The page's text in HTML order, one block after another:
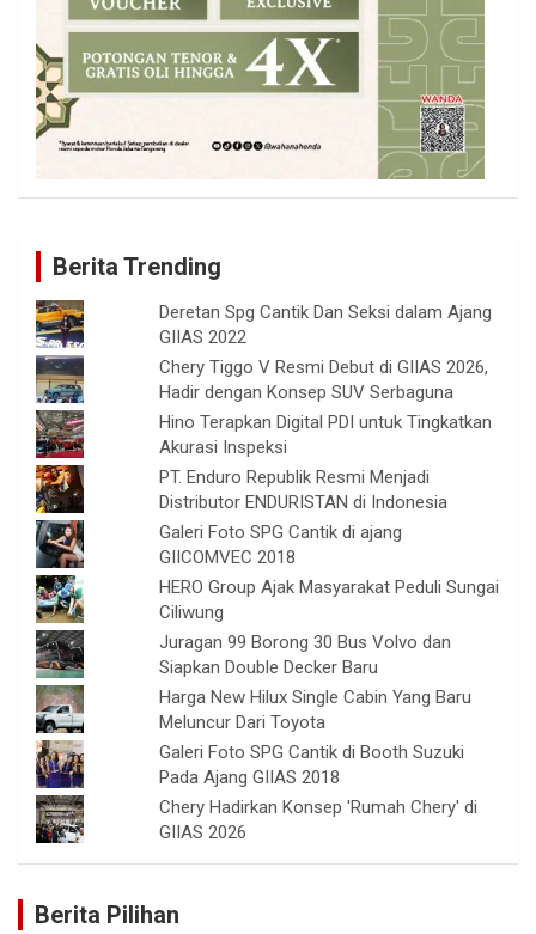
Berita Trending
Deretan Spg Cantik Dan Seksi dalam Ajang
GIIAS 2022
Chery Tiggo V Resmi Debut di GIIAS 2026,
Hadir dengan Konsep SUV Serbaguna
Hino Terapkan Digital PDI untuk Tingkatkan
Akurasi Inspeksi
PT. Enduro Republik Resmi Menjadi
Distributor ENDURISTAN di Indonesia
Galeri Foto SPG Cantik di ajang
GIICOMVEC 2018
HERO Group Ajak Masyarakat Peduli Sungai
Ciliwung
Juragan 99 Borong 30 Bus Volvo dan
Siapkan Double Decker Baru
Harga New Hilux Single Cabin Yang Baru
Meluncur Dari Toyota
Galeri Foto SPG Cantik di Booth Suzuki
Pada Ajang GIIAS 2018
Chery Hadirkan Konsep 'Rumah Chery' di
GIIAS 2026
Berita Pilihan